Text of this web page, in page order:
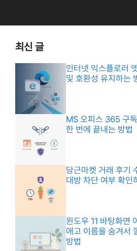
최신 글
인터넷 익스플로러
및 호환성 유지하는
MS 오피스 365 구
한 번에 끝내는 방법
당근마켓 거래 후기
대방 차단 여부 확인
윈도우 11 바탕화면
애고 이름을 숨겨서
방법